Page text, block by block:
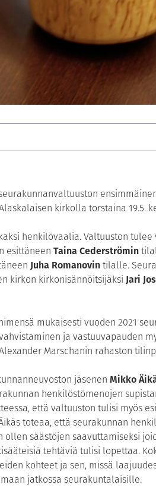
kirkolla torstaina 19.5.
henkilövaalia. Valtuuston tulee
esittäneen Taina Cederströmin
Juha Romanovintilalle.
kirkon kirkonisännöitsijäksi Jari
mukaisesti vuoden 2021
ja vastuuvapauden
Marschanin rahaston
jäsenen Mikko
henkilöstömenojen
että valtuuston tulisi myös
toteaa, että seurakunnan
ollen säästöjen saavuttamiseksi
tehtäviä tulisi lopettaa.
kohteet ja sen, missä
jatkossa seurakuntalaisille.